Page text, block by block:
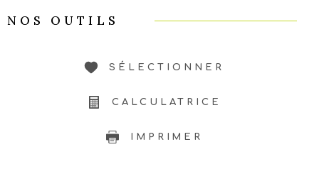
NOS OUTILS
SÉLECTIONNER
CALCULATRICE
IMPRIMER